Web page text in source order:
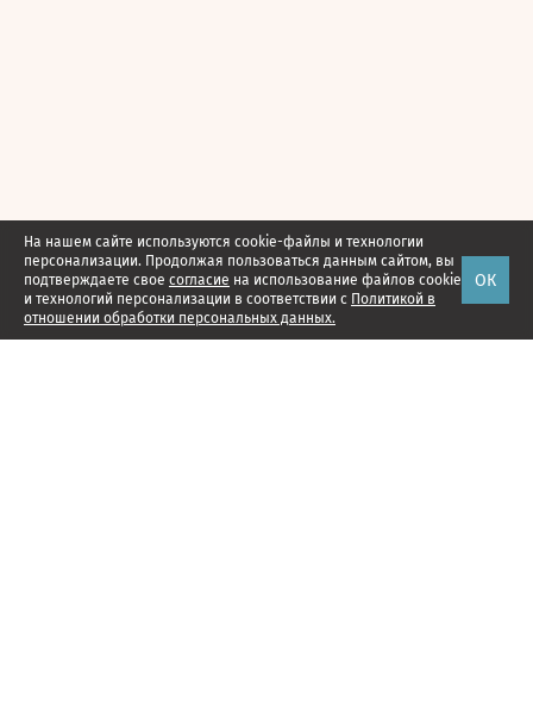
На нашем сайте используются cookie-файлы и технологии
персонализации. Продолжая пользоваться данным сайтом, вы
подтверждаете свое согласие на использование файлов cookie
и технологий персонализации в соответствии с Политикой в
отношении обработки персональных данных.
ОК